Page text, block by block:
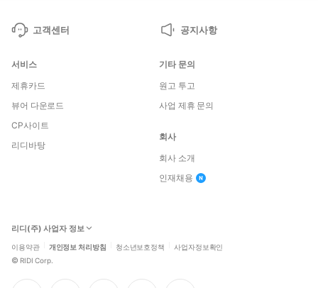
고객센터 공지사항
서비스
제휴카드
뷰어 다운로드
CP사이트
리디바탕
기타 문의
원고 투고
사업 제휴 문의
회사
회사 소개
인재채용
리디(주) 사업자 정보
이용약관 개인정보 처리방침 청소년보호정책 사업자정보확인
© RIDI Corp.